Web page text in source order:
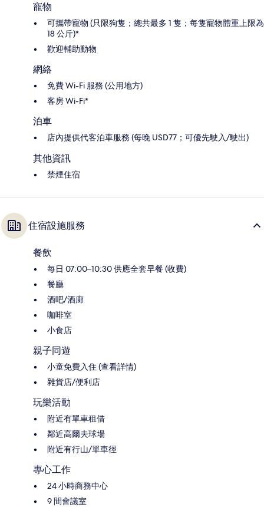
寵物
可攜帶寵物 (只限狗隻；總共最多 1 隻；每隻寵物體重上限為
18 公斤)*
歡迎輔助動物
網絡
免費 Wi-Fi 服務 (公用地方)
客房 Wi-Fi*
泊車
店內提供代客泊車服務 (每晚 USD77；可優先駛入/駛出)
其他資訊
禁煙住宿
住宿設施服務
餐飲
每日 07:00–10:30 供應全套早餐 (收費)
餐廳
酒吧/酒廊
咖啡室
小食店
親子同遊
小童免費入住 (查看詳情)
雜貨店/便利店
玩樂活動
附近有單車租借
鄰近高爾夫球場
附近有行山/單車徑
專心工作
24 小時商務中心
9 間會議室